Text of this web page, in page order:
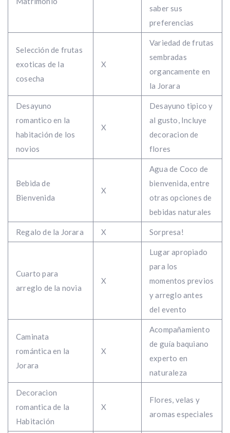
saber sus
preferencias
Selección de frutas
exoticas de la
cosecha
X
Variedad de frutas
sembradas
organcamente en
la Jorara
Desayuno
romantico en la
habitación de los
novios
X
Desayuno tipico y
al gusto, Incluye
decoracion de
flores
Bebida de
Bienvenida
X
Agua de Coco de
bienvenida, entre
otras opciones de
bebidas naturales
Regalo de la Jorara X Sorpresa!
Cuarto para
arreglo de la novia
X
Lugar apropiado
para los
momentos previos
y arreglo antes
del evento
Caminata
romántica en la
Jorara
X
Acompañamiento
de guía baquiano
experto en
naturaleza
Decoracion
romantica de la
Habitación
X
Flores, velas y
aromas especiales